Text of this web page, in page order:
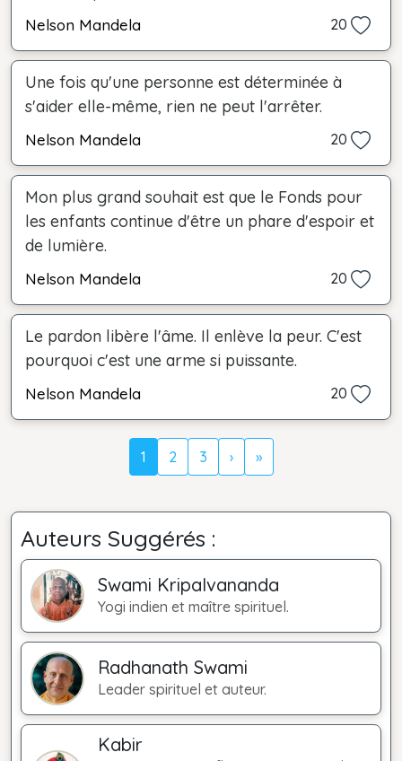
Nelson Mandela 20
Une fois qu'une personne est déterminée à
s'aider elle-même, rien ne peut l'arrêter.
Nelson Mandela 20
Mon plus grand souhait est que le Fonds pour
les enfants continue d'être un phare d'espoir et
de lumière.
Nelson Mandela 20
Le pardon libère l'âme. Il enlève la peur. C'est
pourquoi c'est une arme si puissante.
Nelson Mandela 20
1 2 3 › »
Auteurs Suggérés :
Swami Kripalvananda
Yogi indien et maître spirituel.
Radhanath Swami
Leader spirituel et auteur.
Kabir